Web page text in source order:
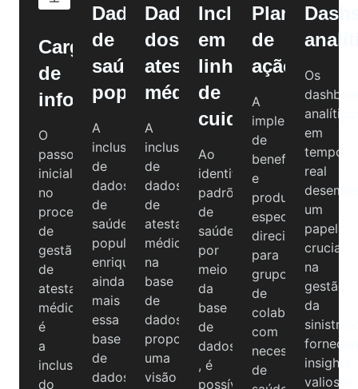
Carga
de
informações
O
passo
inicial
no
processo
de
gestão
de
atestados
médicos
é
a
inclusão
do
Dados
de
saúde
populacional
A
inclusão
de
dados
de
saúde
populacional
enriquece
ainda
mais
essa
base
de
dados.
Dados
dos
atestados
médicos
A
inclusão
de
dados
de
atestados
médicos
na
base
de
dados
proporciona
uma
visão
Inclusão
em
linhas
de
cuidado
Ao
identificar
padrões
de
saúde
por
meio
da
base
de
dados
, é
possível
Plano
de
ação
A
implementação
de
benefícios
e
produtos
específicos
direcionados
para
grupos
de
colaboradores
com
necessidades
de
Os
em
tempo
real
um
papel
crucial
na
gestão
da
insights
valiosos